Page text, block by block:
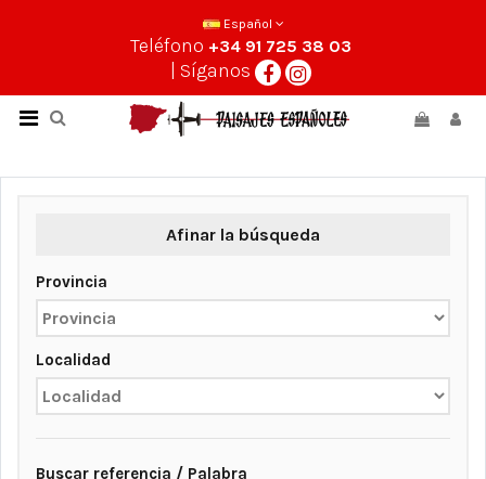
Español
Teléfono +34 91 725 38 03
| Síganos
Afinar la búsqueda
Provincia
Localidad
Buscar referencia / Palabra